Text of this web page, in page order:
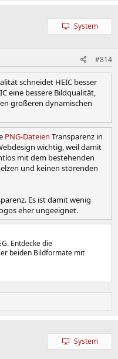
System
#814
schneidet HEIC besser
eine bessere Bildqualität,
größeren dynamischen
PNG-Dateien Transparenz in
wichtig, weil damit
mit dem bestehenden
und keinen störenden
Es ist damit wenig
eher ungeeignet.
Entdecke die
beiden Bildformate mit
System